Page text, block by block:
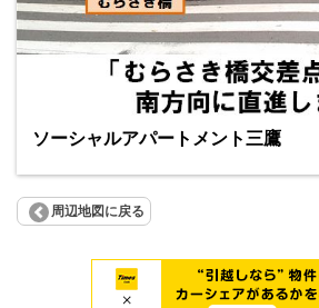
ソーシャルアパートメント三鷹
周辺地図に戻る